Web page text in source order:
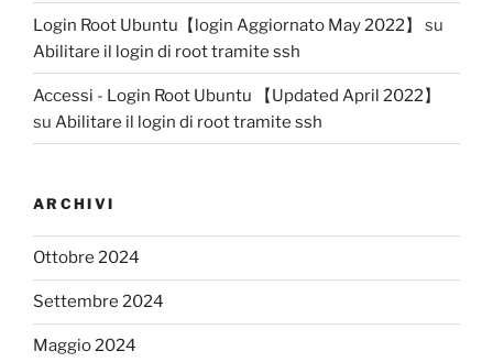
Login Root Ubuntu【login Aggiornato May 2022】
su
Abilitare il login di root tramite ssh
Accessi - Login Root Ubuntu 【Updated April 2022】
su Abilitare il login di root tramite ssh
ARCHIVI
Ottobre 2024
Settembre 2024
Maggio 2024